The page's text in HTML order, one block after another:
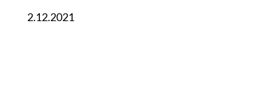
2.12.2021